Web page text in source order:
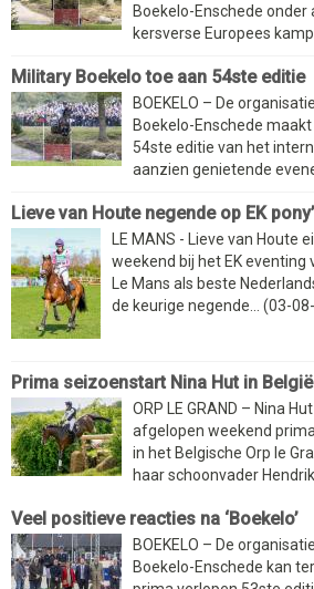
Boekelo-Enschede onder
kersverse Europees
Military Boekelo toe aan 54ste editie
BOEKELO – De
Boekelo-Enschede
54ste editie van het
aanzien genietende
Lieve van Houte negende op EK
LE MANS - Lieve van Houte
weekend bij het EK eventing
Le Mans als beste
de keurige negende... (03-
Prima seizoenstart Nina Hut in België
ORP LE GRAND – Nina
afgelopen weekend
in het Belgische Orp le
haar schoonvader
Veel positieve reacties na ‘Boekelo’
BOEKELO – De
Boekelo-Enschede kan